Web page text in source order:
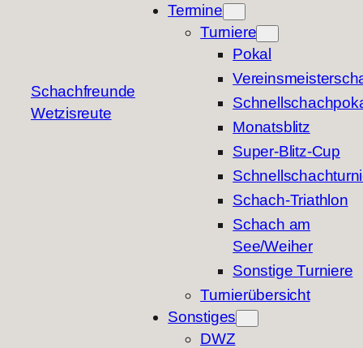
Schachfreunde
Wetzisreute
Termine
Turniere
Pokal
Monatsblitz
Super-Blitz-Cup
Schach-Triathlon
Schach am
See/Weiher
Sonstige Turniere
Turnierübersicht
Sonstiges
DWZ